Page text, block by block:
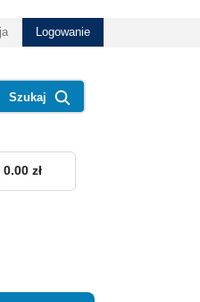
Logowanie
Szukaj
0.00 zł